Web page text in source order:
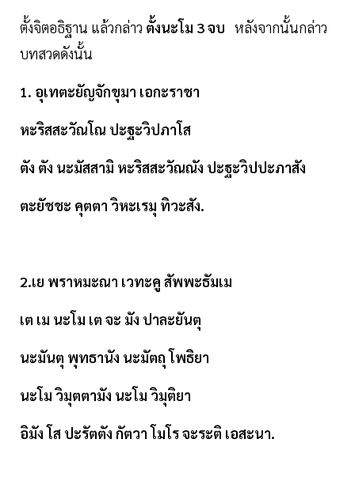
ตั้งจิตอธิฐาน แล้วกล่าว ตั้งนะโม 3 จบ หลังจากนั้นกล่าว
บทสวดดังนั้น
1. อุเทตะยัญจักขุมา เอกะราชา
หะริสสะวัณโณ ปะฐะวิปภาโส
ตัง ตัง นะมัสสามิ หะริสสะวัณณัง ปะฐะวิปปะภาสัง
ตะยัชชะ คุตตา วิหะเรมุ ทิวะสัง.
2.เย พราหมะณา เวทะคู สัพพะธัมเม
เต เม นะโม เต จะ มัง ปาละยันตุ
นะมันตุ พุทธานัง นะมัตถุ โพธิยา
นะโม วิมุตตามัง นะโม วิมุติยา
อิมัง โส ปะรัตตัง กัตวา โมโร จะระติ เอสะนา.